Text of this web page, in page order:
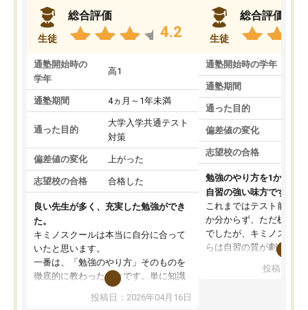
生徒
総合評価
4.2
通塾開始時の
学年
高1
通塾期間 4ヵ月～1年未満
通った目的
大学入学共通テスト
対策
偏差値の変化 上がった
志望校の合格 合格した
良い先生が多く、充実した勉強ができ
た。
キミノスクールは本当に自分に合って
いたと思います。
一番は、「勉強のやり方」そのものを
徹底的に教わったことです。単に知識
を詰め込むのではなく、自学自習の習
慣が身につくよう並走してくれるの
投稿日：2026年04月16日
生徒
総合評価
通塾開始時の学年
通塾期間
通った目的
偏差値の変化
志望校の合格
勉強のやり方を1から教
自習の強い味方です。
これまではテスト前に何
か分からず、ただ机に座
でしたが、キミノスクー
らは自習の質が劇的に変
を明確にしてくれるの
投稿日：